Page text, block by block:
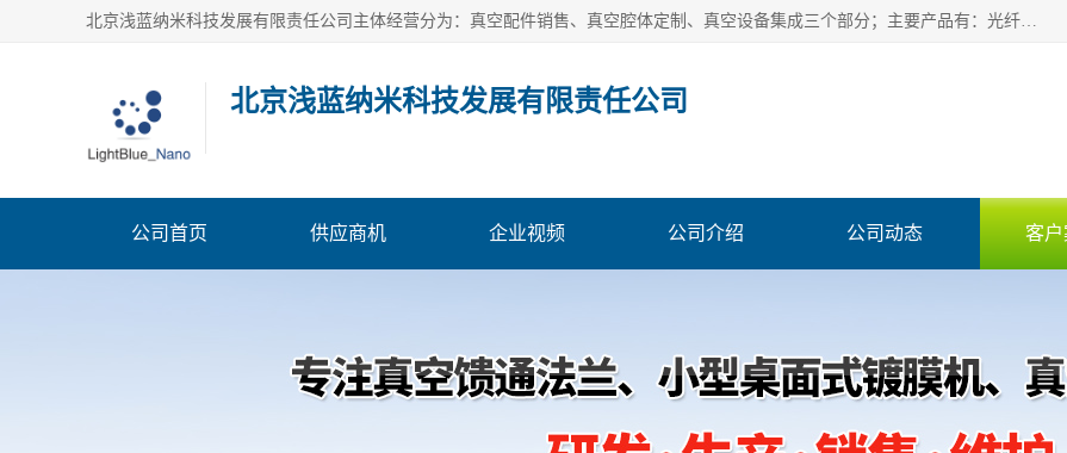
北京浅蓝纳米科技发展有限责任公司主体经营分为：真空配件销售、真空腔体定制、真空设备集成三个部分；主要产品有：光纤真空馈通法兰、光纤真空法兰、光纤法兰、低损耗光纤真空法兰；源瓶、ALD源瓶、MO源瓶、CVD源瓶、50ml源瓶现货、隔膜阀、波纹管密封阀；真空航插电极法兰、电极法兰、真空法兰、信号法兰、陶封电极法兰、D型真空电极；真空腔体定制、磁控溅射、热蒸发镀膜机、PE-CVD、ALD；
北京浅蓝纳米科技发展有限责任公司
公司首页 供应商机 企业视频 公司介绍 公司动态 客户